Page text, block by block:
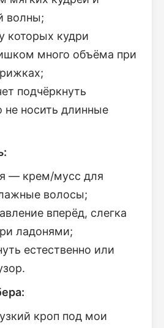
волны;
которых кудри
много объёма при
подчёркнуть
не носить длинные
— крем/мусс для
волосы;
вперёд, слегка
ладонями;
естественно или
кроп под мои